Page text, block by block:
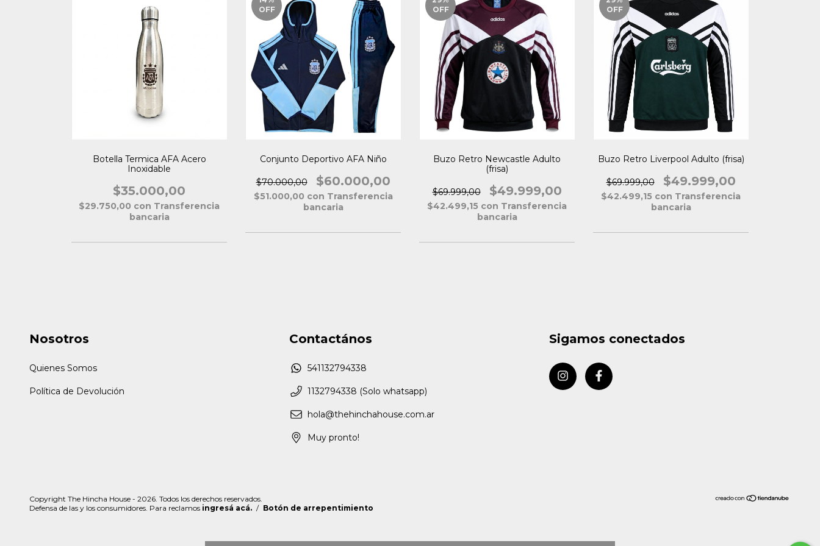
Botella Termica AFA Acero
Inoxidable
$35.000,00
$29.750,00 con Transferencia
bancaria
OFF
Conjunto Deportivo AFA Niño
$70.000,00 $60.000,00
$51.000,00 con Transferencia
bancaria
OFF
Buzo Retro Newcastle Adulto
(frisa)
$69.999,00 $49.999,00
$42.499,15 con Transferencia
bancaria
OFF
Buzo Retro Liverpool Adulto (frisa)
$69.999,00 $49.999,00
$42.499,15 con Transferencia
bancaria
Nosotros
Quienes Somos
Política de Devolución
Contactános
541132794338
1132794338 (Solo whatsapp)
hola@thehinchahouse.com.ar
Muy pronto!
Sigamos conectados
Copyright The Hincha House - 2026. Todos los derechos reservados.
Defensa de las y los consumidores. Para reclamos ingresá acá. / Botón de arrepentimiento